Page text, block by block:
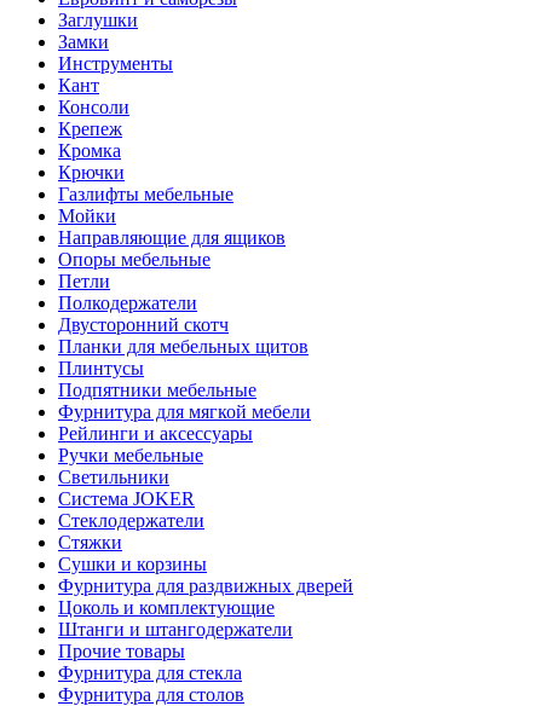
Заглушки
Замки
Инструменты
Кант
Консоли
Крепеж
Кромка
Крючки
Газлифты мебельные
Мойки
Направляющие для ящиков
Опоры мебельные
Петли
Полкодержатели
Двусторонний скотч
Планки для мебельных щитов
Плинтусы
Подпятники мебельные
Фурнитура для мягкой мебели
Рейлинги и аксессуары
Ручки мебельные
Светильники
Система JOKER
Стеклодержатели
Стяжки
Сушки и корзины
Фурнитура для раздвижных дверей
Цоколь и комплектующие
Штанги и штангодержатели
Прочие товары
Фурнитура для стекла
Фурнитура для столов